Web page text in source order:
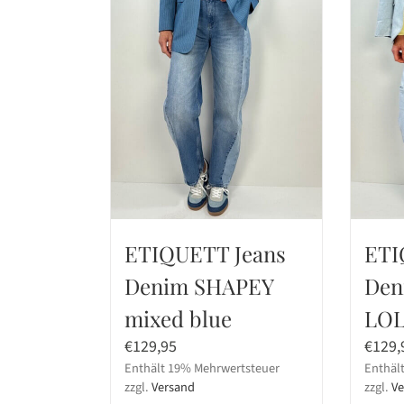
Produktseite
gewählt
werden
der
werden
ETIQUETT Jeans
Denim SHAPEY
mixed blue
€129,95
Enthält 19% Mehrwertsteuer
zzgl.Versand
€
zzgl.